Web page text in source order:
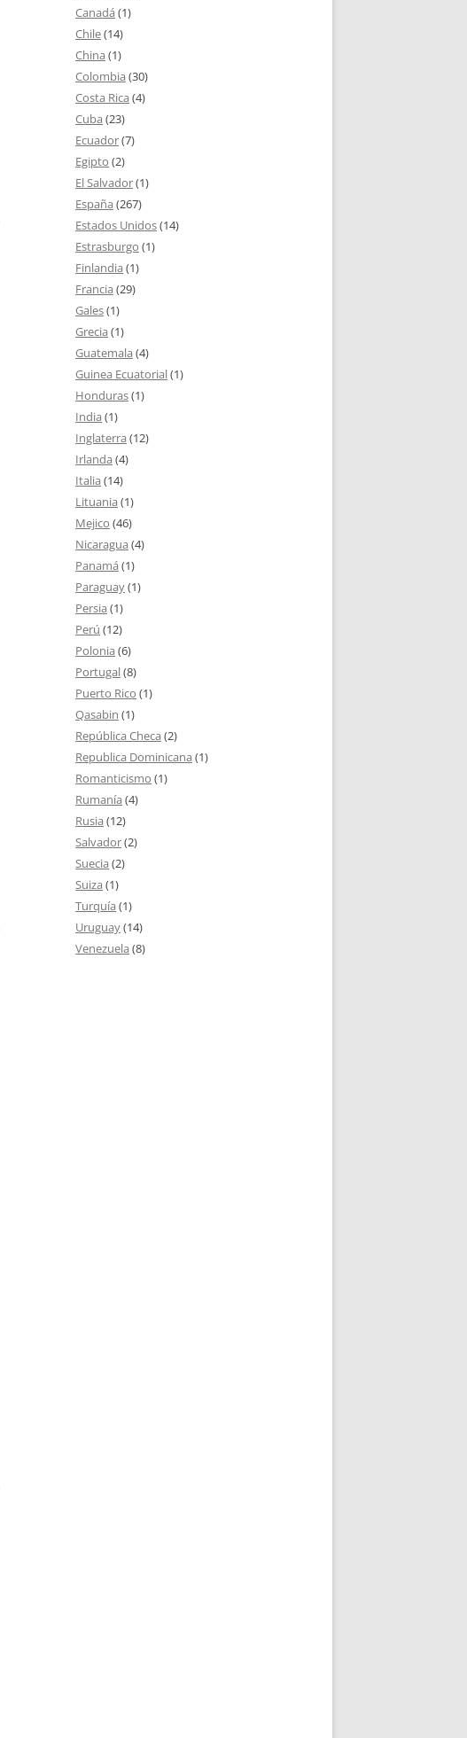
Canadá (1)
Chile(14)
China (1)
Colombia (30)
Costa Rica (4)
Cuba (23)
Ecuador(7)
Egipto (2)
El Salvador(1)
España (267)
Estados Unidos(14)
Estrasburgo (1)
Finlandia (1)
Francia (29)
Gales(1)
Grecia (1)
Guatemala (4)
Guinea Ecuatorial(1)
Honduras(1)
India (1)
Inglaterra (12)
Irlanda (4)
Italia (14)
Lituania (1)
Mejico (46)
Nicaragua (4)
Panamá (1)
Paraguay(1)
Persia (1)
Perú (12)
Polonia (6)
Portugal(8)
Puerto Rico (1)
Qasabin (1)
República Checa (2)
Republica Dominicana (1)
Romanticismo (1)
Rumanía (4)
Rusia (12)
Salvador(2)
Suecia (2)
Suiza (1)
Turquía (1)
Uruguay(14)
Venezuela (8)